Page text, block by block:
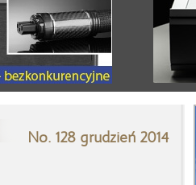
No. 128 grudzień 2014